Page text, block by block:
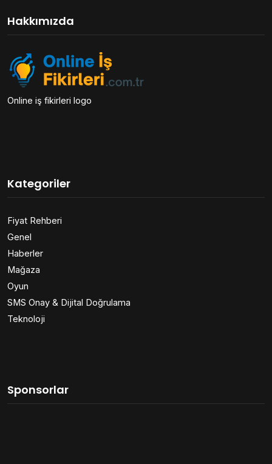
Hakkımızda
Online iş fikirleri logo
Kategoriler
Fiyat Rehberi
Genel
Haberler
Mağaza
Oyun
SMS Onay & Dijital Doğrulama
Teknoloji
Sponsorlar